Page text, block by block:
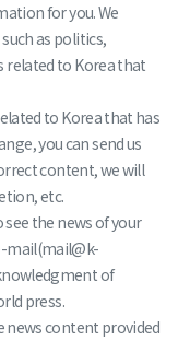
for you. We
as politics,
related to Korea that
to Korea that has
you can send us
content, we will
etc.
the news of your
mail(mail@k-
of
press.
content provided